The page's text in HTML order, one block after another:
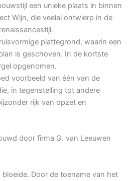
een unieke plaats in binnen
Wijn, die veelal ontwierp in de
plattegrond, waarin een
is geschoven. In de kortste
opgenomen.
voorbeeld van één van de
in tegenstelling tot andere
rijk van opzet en
door firma G. van Leeuwen
bloeide. Door de toename van het